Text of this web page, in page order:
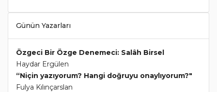
Günün Yazarları
Özgeci Bir Özge Denemeci: Salâh Birsel
Haydar Ergülen
“Niçin yazıyorum? Hangi doğruyu onaylıyorum?"
Fulya Kılınçarslan